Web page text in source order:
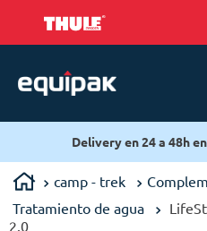
en 24 a 48h en Lima
camp - trek
Tratamiento de agua
2.0